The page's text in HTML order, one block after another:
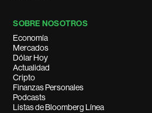
SOBRE NOSOTROS
Economía
Mercados
Dólar Hoy
Actualidad
Cripto
Finanzas Personales
Podcasts
Listas de Bloomberg Línea